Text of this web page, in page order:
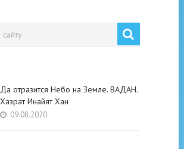
Да отразится Небо на Земле. ВАДАН.
Хазрат Инайят Хан
09.08.2020